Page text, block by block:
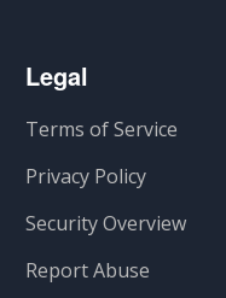
Legal
Terms of Service
Privacy Policy
Security Overview
Report Abuse